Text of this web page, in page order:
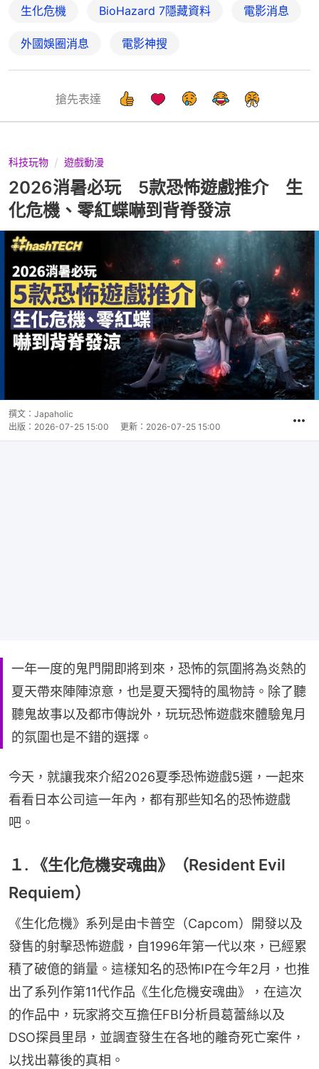
生化危機 BioHazard 7隱藏資料 電影消息
外國娛圈消息 電影神搜
搶先表達
科技玩物 遊戲動漫
2026消暑必玩 5款恐怖遊戲推介 生
化危機、零紅蝶嚇到背脊發涼
撰文： Japaholic
出版： 2026-07-25 15:00 更新： 2026-07-25 15:00
一年一度的鬼門開即將到來，恐怖的氛圍將為炎熱的
夏天帶來陣陣涼意，也是夏天獨特的風物詩。除了聽
聽鬼故事以及都市傳說外，玩玩恐怖遊戲來體驗鬼月
的氛圍也是不錯的選擇。
今天，就讓我來介紹2026夏季恐怖遊戲5選，一起來
看看日本公司這一年內，都有那些知名的恐怖遊戲
吧。
１. 《生化危機安魂曲》（Resident Evil
Requiem）
《生化危機》系列是由卡普空（Capcom）開發以及
發售的射擊恐怖遊戲，自1996年第一代以來，已經累
積了破億的銷量。這樣知名的恐怖IP在今年2月，也推
出了系列作第11代作品《生化危機安魂曲》，在這次
的作品中，玩家將交互擔任FBI分析員葛蕾絲以及
DSO探員里昂，並調查發生在各地的離奇死亡案件，
以找出幕後的真相。